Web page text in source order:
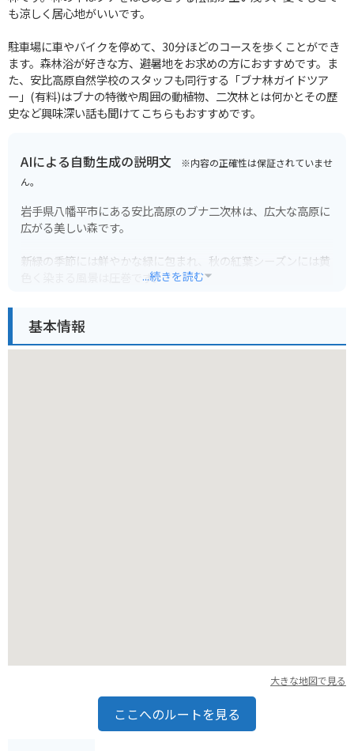
も涼しく居心地がいいです。
駐車場に車やバイクを停めて、30分ほどのコースを歩くことができ
ます。森林浴が好きな方、避暑地をお求めの方におすすめです。ま
た、安比高原自然学校のスタッフも同行する「ブナ林ガイドツア
ー」(有料)はブナの特徴や周囲の動植物、二次林とは何かとその歴
史など興味深い話も聞けてこちらもおすすめです。
AIによる自動生成の説明文 ※内容の正確性は保証されていませ
ん。
岩手県八幡平市にある安比高原のブナ二次林は、広大な高原に
広がる美しい森です。
新緑の季節には鮮やかな緑に包まれ、秋の紅葉シーズンには黄
色く染まる風景は圧巻です。
バイクで訪れる場合は、八幡平アスピーテラインなど、周辺に
...続きを読む
基本情報
大きな地図で見る
ここへのルートを見る